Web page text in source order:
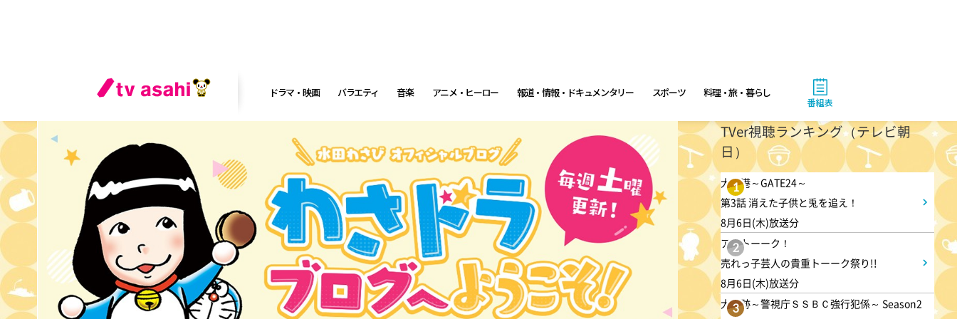
ドラマ・映画 バラエティ 音楽 アニメ・ヒーロー 報道・情報・ドキュメンタリー スポーツ 料理・旅・暮らし
番組表
TVer視聴ランキング（テレビ朝
日）
1
大空港～GATE24～
第3話 消えた子供と兎を追え！
8月6日(木)放送分
2
アメトーーク！
売れっ子芸人の貴重トーーク祭り!!
8月6日(木)放送分
3
大追跡～警視庁ＳＳＢＣ強行犯係～ Season2
相棒16 #11
午後 4:48
スーパーJチャンネル 井澤健
太朗と森山みなみが<ニュース
よる 6:50
ザワつく!路線バスで寄り道の
旅 【“東京&横浜"2大都市の地
下街グルメを巡る!】